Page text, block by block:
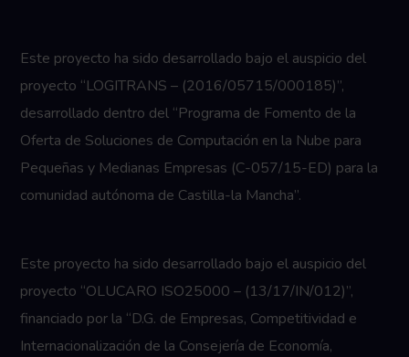
Este proyecto ha sido desarrollado bajo el auspicio del
proyecto “LOGITRANS – (2016/05715/000185)”,
desarrollado dentro del “Programa de Fomento de la
Oferta de Soluciones de Computación en la Nube para
Pequeñas y Medianas Empresas (C-057/15-ED) para la
comunidad autónoma de Castilla-la Mancha”.
Este proyecto ha sido desarrollado bajo el auspicio del
proyecto “OLUCARO ISO25000 – (13/17/IN/012)”,
financiado por la “D.G. de Empresas, Competitividad e
Internacionalización de la Consejería de Economía,